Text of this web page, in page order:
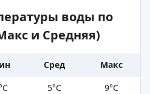
воды по
и Средняя)
Сред
Макс
5°C
9°C